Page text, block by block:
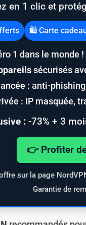
en 1 clic et
🛍️ Carte
1 dans le monde !
sécurisés
: anti-
: IP masquée,
:-73% + 3
👉 Profiter
sur la page
Garantie de